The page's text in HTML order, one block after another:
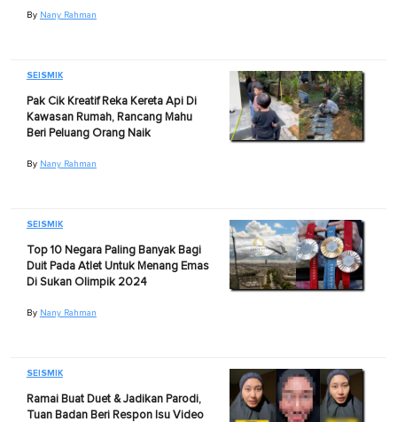
By Nany Rahman
SEISMIK
Pak Cik Kreatif Reka Kereta Api Di
Kawasan Rumah, Rancang Mahu
Beri Peluang Orang Naik
By Nany Rahman
SEISMIK
Top 10 Negara Paling Banyak Bagi
Duit Pada Atlet Untuk Menang Emas
Di Sukan Olimpik 2024
By Nany Rahman
SEISMIK
Ramai Buat Duet & Jadikan Parodi,
Tuan Badan Beri Respon Isu Video